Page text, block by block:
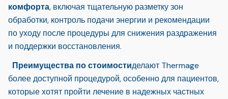
комфорта, включая тщательную разметку зон
обработки, контроль подачи энергии и рекомендации
по уходу после процедуры для снижения раздражения
и поддержки восстановления.
Преимущества по стоимостиделают Thermage
более доступной процедурой, особенно для пациентов,
которые хотят пройти лечение в надежных частных